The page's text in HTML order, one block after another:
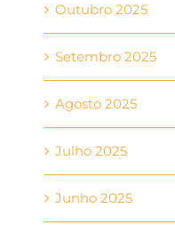
Outubro 2025
Setembro 2025
Agosto 2025
Julho 2025
Junho 2025